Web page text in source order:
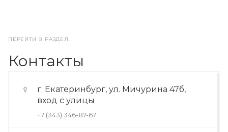
ПЕРЕЙТИ В РАЗДЕЛ
Контакты
г. Екатеринбург, ул. Мичурина 47б,
вход с улицы
+7 (343) 346-87-67